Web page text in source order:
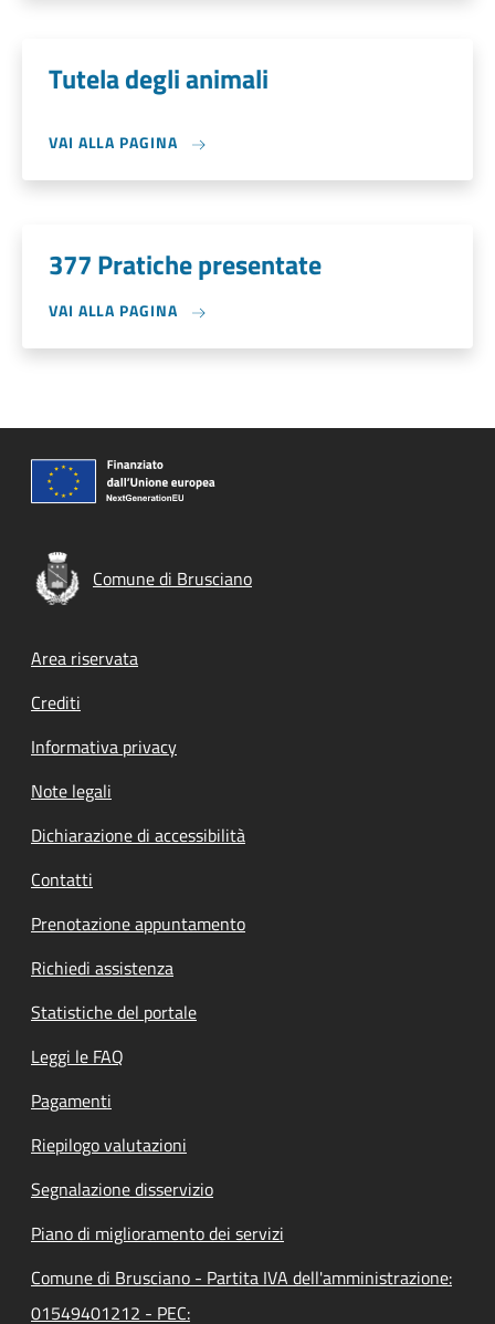
Tutela degli animali
VAI ALLA PAGINA
377 Pratiche presentate
VAI ALLA PAGINA
Comune di Brusciano
Footer menu
Area riservata
Crediti
Informativa privacy
Note legali
Dichiarazione di accessibilità
Contatti
Prenotazione appuntamento
Richiedi assistenza
Statistiche del portale
Leggi le FAQ
Pagamenti
Riepilogo valutazioni
Segnalazione disservizio
Piano di miglioramento dei servizi
Comune di Brusciano - Partita IVA dell'amministrazione:
01549401212 - PEC: